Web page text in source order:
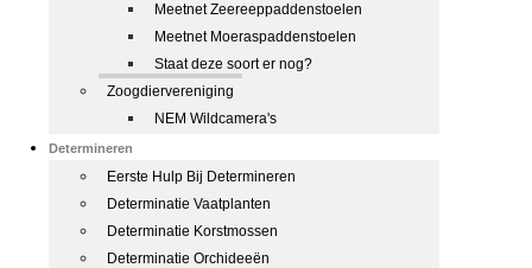
Meetnet Zeereeppaddenstoelen
Meetnet Moeraspaddenstoelen
Staat deze soort er nog?
Zoogdiervereniging
NEM Wildcamera's
Determineren
Eerste Hulp Bij Determineren
Determinatie Vaatplanten
Determinatie Korstmossen
Determinatie Orchideeën